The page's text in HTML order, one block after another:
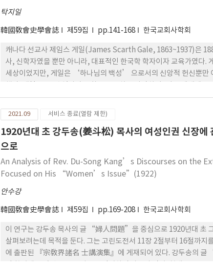
탁지일
韓國敎會史學會誌 제59집 pp.141-168 한국교회사학회
캐나다 선교사 제임스 게일(James Scarth Gale, 1863~1937)은
사, 신학자였을 뿐만 아니라, 대표적인 한국학 학자이자 교육가였다.
세상이었지만, 게일은 ‘하나님의 백성’ 으로서의 신앙적 헌신뿐
서울 곤당골(현재의 중구 남대문로1가와 을지로1가 인근)에서 행
40년 동안의 그의 복음전도와 사회활동에 어떤 영향을 끼쳤는지를
데이비스(1856~1890), 존 헤론 (1856~1890), 해리엇 헤론
(貞洞)과 비교하여 연구한다.
2021.09 서비스 종료(열람 제한)
1920년대 초 강두송(姜斗松) 목사의 여성인권 신장
으로
An Analysis of Rev. Du-Song Kang’s Discourses on the
Focused on His “Women’s Issue”(1922)
안수강
韓國敎會史學會誌 제59집 pp.169-208 한국교회사학회
이 연구는 강두송 목사의 글 “婦人問題”을 중심으로 1920년대 초
살펴보려는데 목적을 둔다. 그는 고린도전서 11장 2절부터 16절까지
에 출판된 『宗敎界諸名 士講演集』에 게재되어 있다. 강두송의